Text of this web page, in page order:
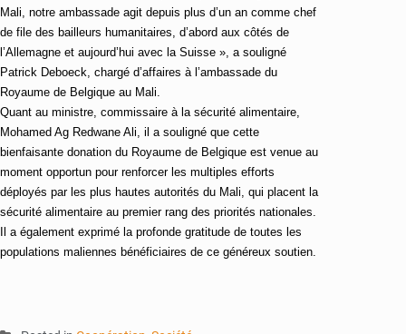
Mali, notre ambassade agit depuis plus d’un an comme chef
de file des bailleurs humanitaires, d’abord aux côtés de
l’Allemagne et aujourd’hui avec la Suisse », a souligné
Patrick Deboeck, chargé d’affaires à l’ambassade du
Royaume de Belgique au Mali.
Quant au ministre, commissaire à la sécurité alimentaire,
Mohamed Ag Redwane Ali, il a souligné que cette
bienfaisante donation du Royaume de Belgique est venue au
moment opportun pour renforcer les multiples efforts
déployés par les plus hautes autorités du Mali, qui placent la
sécurité alimentaire au premier rang des priorités nationales.
Il a également exprimé la profonde gratitude de toutes les
populations maliennes bénéficiaires de ce généreux soutien.